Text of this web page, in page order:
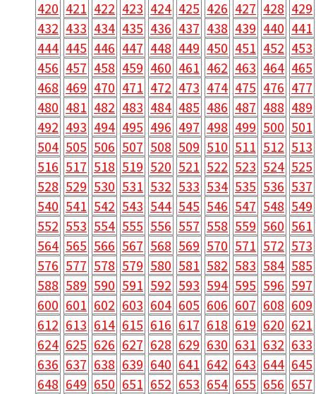
420 421 422 423 424 425 426 427 428 429
432 433 434 435 436 437 438 439 440 441
444 445 446 447 448 449 450 451 452 453
456 457 458 459 460 461 462 463 464 465
468 469 470 471 472 473 474 475 476 477
480 481 482 483 484 485 486 487 488 489
492 493 494 495 496 497 498 499 500 501
504 505 506 507 508 509 510 511 512 513
516 517 518 519 520 521 522 523 524 525
528 529 530 531 532 533 534 535 536 537
540 541 542 543 544 545 546 547 548 549
552 553 554 555 556 557 558 559 560 561
564 565 566 567 568 569 570 571 572 573
576 577 578 579 580 581 582 583 584 585
588 589 590 591 592 593 594 595 596 597
600 601 602 603 604 605 606 607 608 609
612 613 614 615 616 617 618 619 620 621
624 625 626 627 628 629 630 631 632 633
636 637 638 639 640 641 642 643 644 645
648 649 650 651 652 653 654 655 656 657